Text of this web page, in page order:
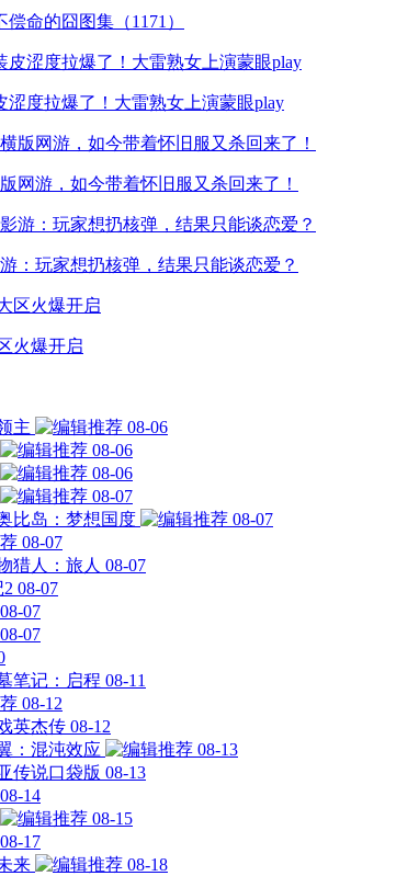
命的囧图集（1171）
涩度拉爆了！大雷熟女上演蒙眼play
网游，如今带着怀旧服又杀回来了！
：玩家想扔核弹，结果只能谈恋爱？
火爆开启
主
08-06
08-06
08-06
08-07
比岛：梦想国度
08-07
08-07
猎人：旅人 08-07
08-07
08-07
08-07
笔记：启程 08-11
08-12
英杰传 08-12
：混沌效应
08-13
传说口袋版 08-13
08-14
08-15
08-17
来
08-18